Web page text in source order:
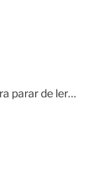
parar de ler…